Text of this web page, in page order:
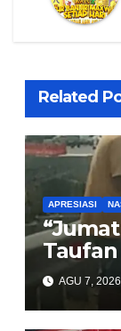
Related
APRESIASI
Sopir
00
AGU 7, 2026